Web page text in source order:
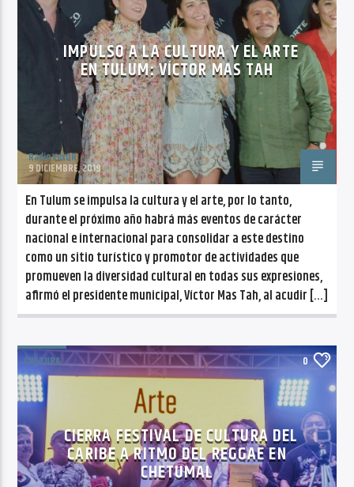
NO TITLES AVAILABLE
Radio VoxQR
IMPULSO A LA CULTURA Y EL ARTE
EN TULUM: VÍCTOR MAS TAH
Radio VoxQR
9 DICIEMBRE, 2019
En Tulum se impulsa la cultura y el arte, por lo tanto,
durante el próximo año habrá más eventos de carácter
nacional e internacional para consolidar a este destino
como un sitio turístico y promotor de actividades que
promueven la diversidad cultural en todas sus expresiones,
afirmó el presidente municipal, Víctor Mas Tah, al acudir […]
CULTURA 0
CIERRA FESTIVAL DE CULTURA DEL
CARIBE A RITMO DEL REGGAE EN
CHETUMAL